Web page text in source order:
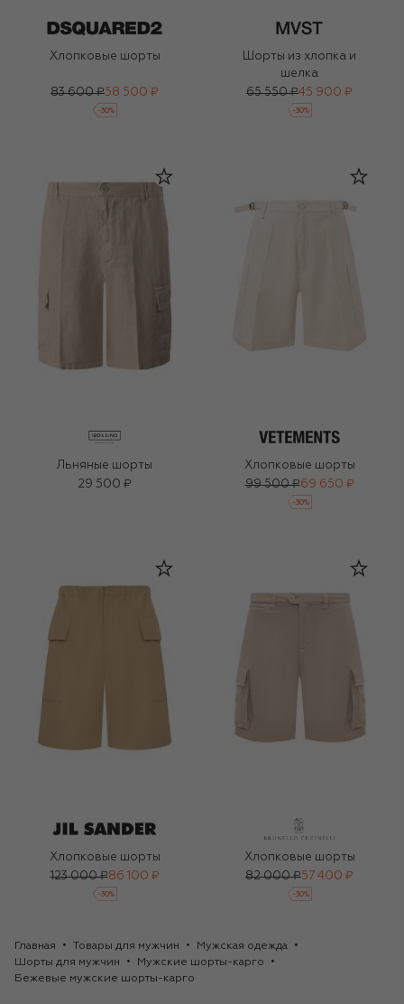
Хлопковые шорты
83 600 ₽58 500 ₽
-30%
Шорты из хлопка и
шелка
65 550 ₽45 900 ₽
-30%
Льняные шорты
29 500 ₽
Хлопковые шорты
99 500 ₽69 650 ₽
-30%
Хлопковые шорты
123 000 ₽86 100 ₽
-30%
Хлопковые шорты
82 000 ₽57 400 ₽
-30%
Главная Товары для мужчин
Мужская одежда
Шорты для мужчин
Мужские шорты-карго
Бежевые мужские шорты-карго